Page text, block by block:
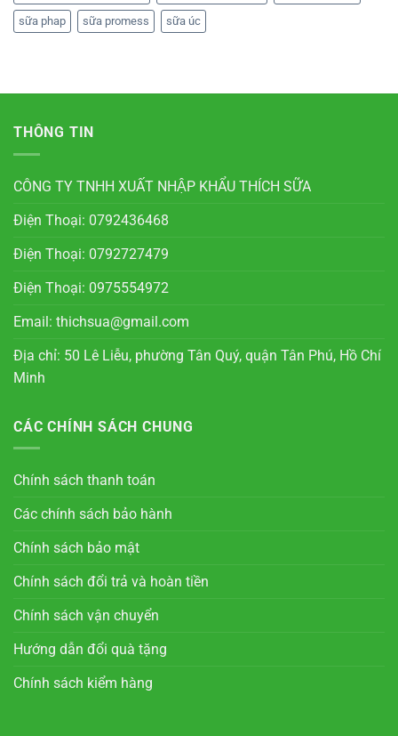
sữa phap sữa promess sữa úc
THÔNG TIN
CÔNG TY TNHH XUẤT NHẬP KHẨU THÍCH SỮA
Điện Thoại: 0792436468
Điện Thoại: 0792727479
Điện Thoại: 0975554972
Email: thichsua@gmail.com
Địa chỉ: 50 Lê Liễu, phường Tân Quý, quận Tân Phú, Hồ Chí
Minh
CÁC CHÍNH SÁCH CHUNG
Chính sách thanh toán
Các chính sách bảo hành
Chính sách bảo mật
Chính sách đổi trả và hoàn tiền
Chính sách vận chuyển
Hướng dẫn đổi quà tặng
Chính sách kiểm hàng